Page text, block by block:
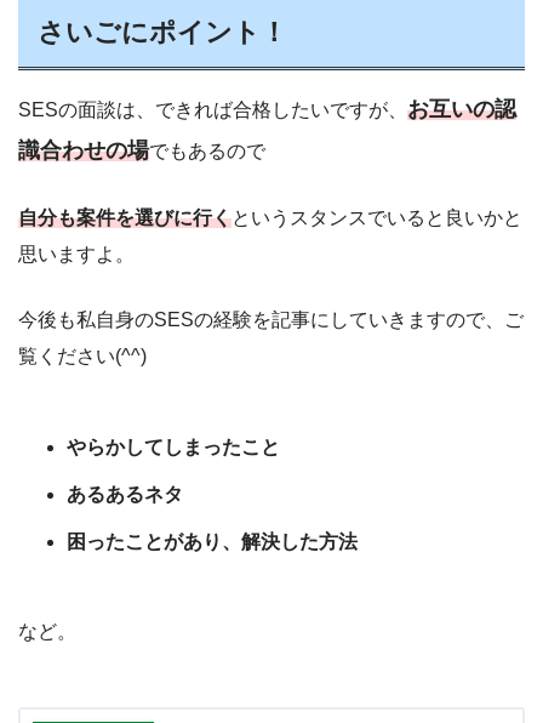
さいごにポイント！
SESの面談は、できれば合格したいですが、 お互いの認
識合わせの場でもあるので
自分も案件を選びに行くというスタンスでいると良いかと
思いますよ。
今後も私自身のSESの経験を記事にしていきますので、ご
覧ください(^^)
やらかしてしまったこと
あるあるネタ
困ったことがあり、解決した方法
など。